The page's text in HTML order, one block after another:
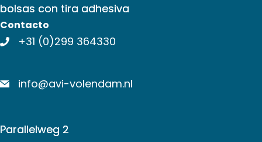
bolsas con tira adhesiva
Contacto
+31 (0)299 364330
info@avi-volendam.nl
Parallelweg 2